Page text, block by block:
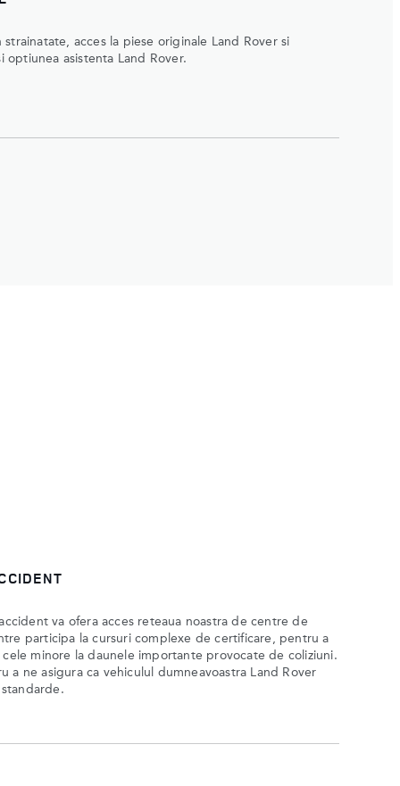
acces la piese originale Land Rover si
optiunea asistenta Land Rover.
va ofera acces reteaua noastra de centre de
participa la cursuri complexe de certificare, pentru a
minore la daunele importante provocate de coliziuni.
a ne asigura ca vehiculul dumneavoastra Land Rover